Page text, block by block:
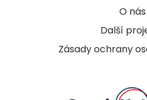
O nás
Další
Zásady ochrany